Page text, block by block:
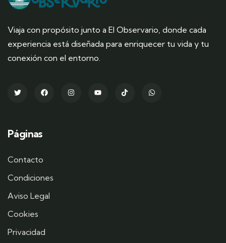
Viaja con propósito junto a El Observario, donde cada
experiencia está diseñada para enriquecer tu vida y tu
conexión con el entorno.
Páginas
Contacto
Condiciones
Aviso Legal
Cookies
Privacidad